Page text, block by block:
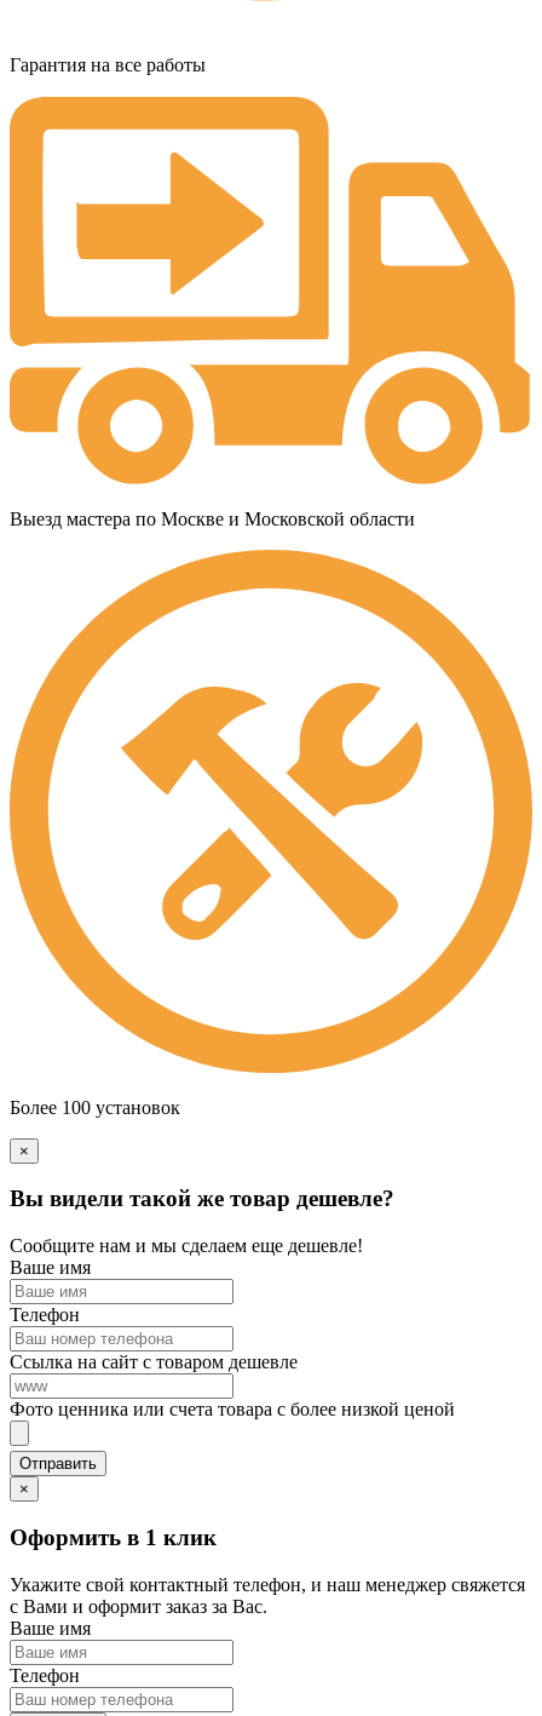
Гарантия на все работы
Выезд мастера по Москве и Московской области
Более 100 установок
×
Вы видели такой же товар дешевле?
Сообщите нам и мы сделаем еще дешевле!
Ваше имя
Телефон
Ссылка на сайт с товаром дешевле
Фото ценника или счета товара с более низкой ценой
×
Оформить в 1 клик
Укажите свой контактный телефон, и наш менеджер свяжется
с Вами и оформит заказ за Вас.
Ваше имя
Телефон